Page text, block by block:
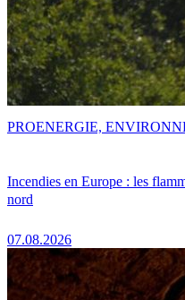
Incendies en Europe : les
nord
07.08.2026
PROENERGIE,